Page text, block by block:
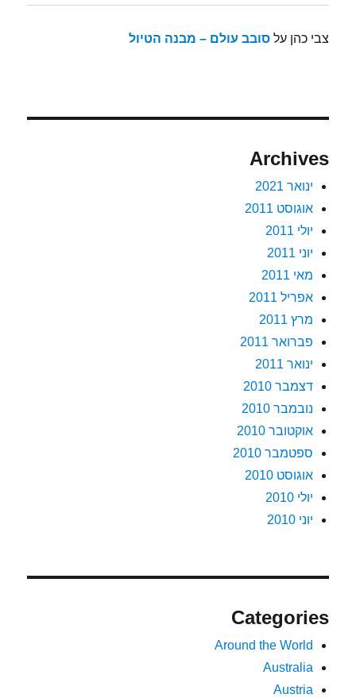
צבי כהן עלסובב עולם – מבנה הטיול
Archives
ינואר 2021
אוגוסט 2011
יולי 2011
יוני 2011
מאי 2011
אפריל 2011
מרץ 2011
פברואר 2011
ינואר 2011
דצמבר 2010
נובמבר 2010
אוקטובר 2010
ספטמבר 2010
אוגוסט 2010
יולי 2010
יוני 2010
Categories
Around the World
Australia
Austria